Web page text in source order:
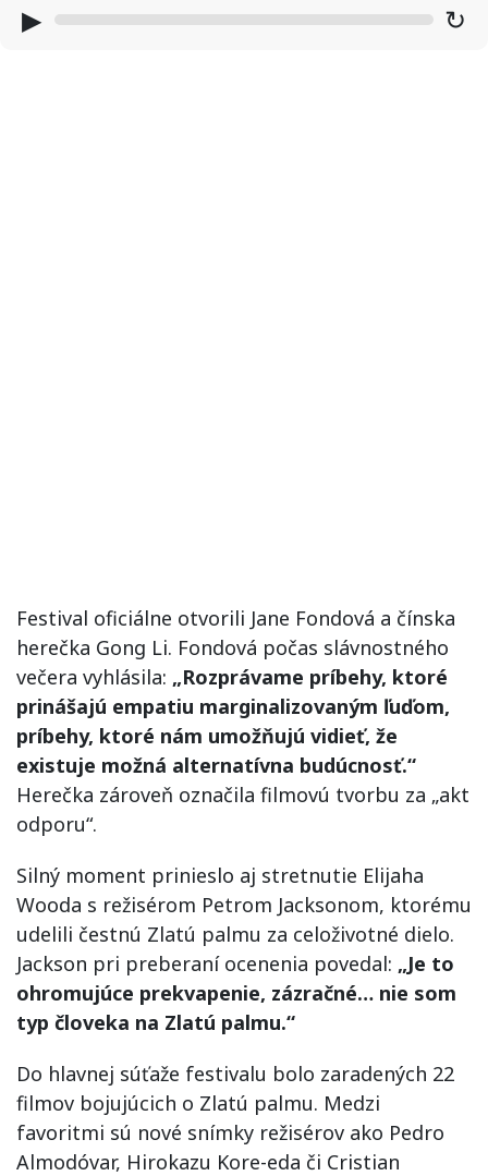
▶ ↻
Festival oficiálne otvorili Jane Fondová a čínska
herečka Gong Li. Fondová počas slávnostného
večera vyhlásila: „Rozprávame príbehy, ktoré
prinášajú empatiu marginalizovaným ľuďom,
príbehy, ktoré nám umožňujú vidieť, že
existuje možná alternatívna budúcnosť.“
Herečka zároveň označila filmovú tvorbu za „akt
odporu“.
Silný moment prinieslo aj stretnutie Elijaha
Wooda s režisérom Petrom Jacksonom, ktorému
udelili čestnú Zlatú palmu za celoživotné dielo.
Jackson pri preberaní ocenenia povedal: „Je to
ohromujúce prekvapenie, zázračné… nie som
typ človeka na Zlatú palmu.“
Do hlavnej súťaže festivalu bolo zaradených 22
filmov bojujúcich o Zlatú palmu. Medzi
favoritmi sú nové snímky režisérov ako Pedro
Almodóvar, Hirokazu Kore-eda či Cristian